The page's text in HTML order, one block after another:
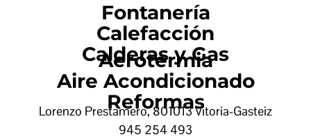
Fontanería
Calefacción
Calderas y Gas
Aerotermia
Aire Acondicionado
Reformas
Lorenzo Prestamero, 801013 Vitoria-Gasteiz
945 254 493